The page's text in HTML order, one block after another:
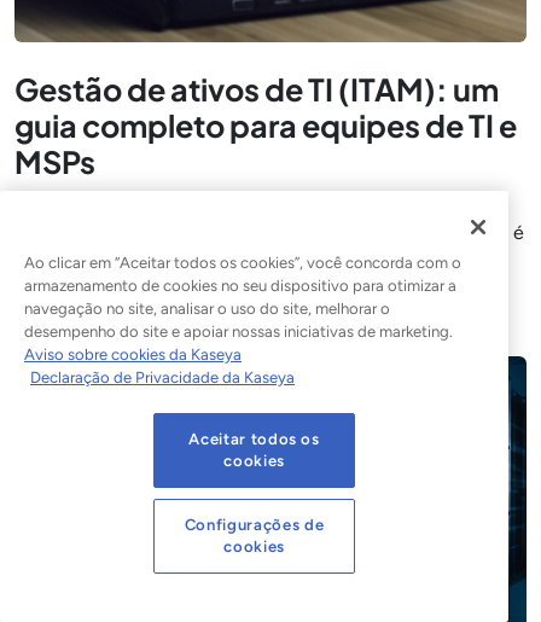
Gestão de ativos de TI (ITAM): um
guia completo para equipes de TI e
MSPs
infraestrutura de TI que uma organização possui ou utiliza é
um ativo. Gestão de ativos de TI
Leia a postagem do blog
Ao clicar em “Aceitar todos os cookies”, você concorda com o
armazenamento de cookies no seu dispositivo para otimizar a
navegação no site, analisar o uso do site, melhorar o
desempenho do site e apoiar nossas iniciativas de marketing.
Aviso sobre cookies da Kaseya
Declaração de Privacidade da Kaseya
Aceitar todos os
cookies
Configurações de
cookies